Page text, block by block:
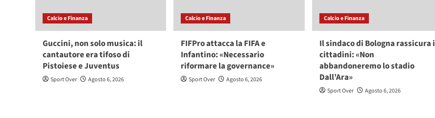
Calcio e Finanza
Guccini, non solo musica: il
cantautore era tifoso di
Pistoiese e Juventus
Sport Over Agosto 6, 2026
Calcio e Finanza
FIFPro attacca la FIFA e
Infantino: «Necessario
riformare la governance»
Sport Over Agosto 6, 2026
Calcio e Finanza
Il sindaco di Bologna rassicura i
cittadini: «Non
abbandoneremo lo stadio
Dall’Ara»
Sport Over Agosto 6, 2026